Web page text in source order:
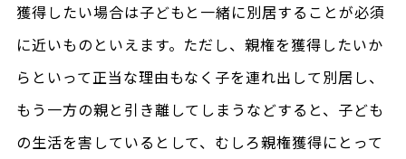
獲得したい場合は子どもと一緒に別居することが必須
に近いものといえます。ただし、親権を獲得したいか
らといって正当な理由もなく子を連れ出して別居し、
もう一方の親と引き離してしまうなどすると、子ども
の生活を害しているとして、むしろ親権獲得にとって